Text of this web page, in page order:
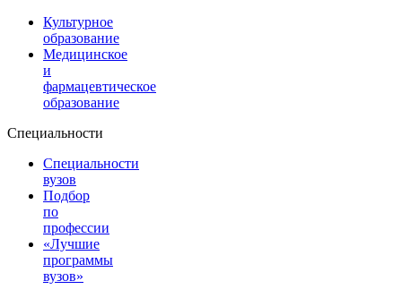
Культурное
образование
Медицинское
и
фармацевтическое
образование
Специальности
Специальности
вузов
Подбор
по
профессии
«Лучшие
программы
вузов»